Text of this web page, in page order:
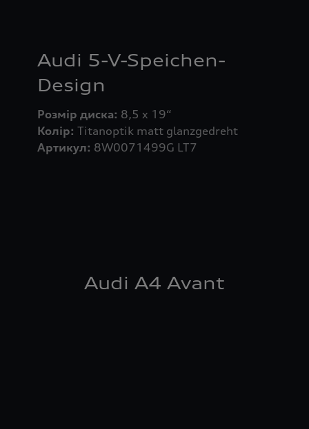
Audi 5-V-Speichen-
Design
Розмір диска:
Колір:
Titanoptik matt glanzgedreht
Артикул: 8W0071499G LT7
Audi A4 Avant